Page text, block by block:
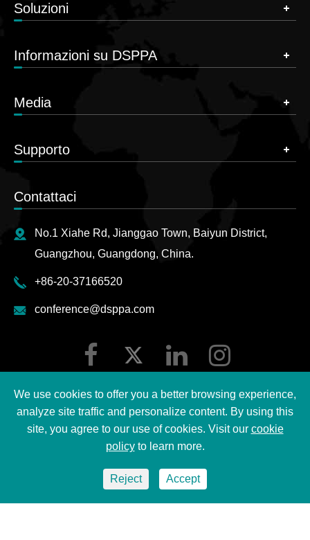
Soluzioni
Informazioni su DSPPA
Media
Supporto
Contattaci
No.1 Xiahe Rd, Jianggao Town, Baiyun District,
Guangzhou, Guangdong, China.
+86-20-37166520
conference@dsppa.com
2026 Guangzhou DSPPA Audio Co., Ltd.
| DSPPA Privacy regulation
We use cookies to offer you a better browsing experience,
analyze site traffic and personalize content. By using this
site, you agree to our use of cookies. Visit our cookie
policyto learn more.
Reject Accept